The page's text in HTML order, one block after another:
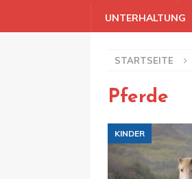
UNTERHALTUNG
STARTSEITE
Pferde
KINDER